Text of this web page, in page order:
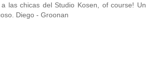
las chicas del Studio Kosen, of course! Un
Diego - Groonan